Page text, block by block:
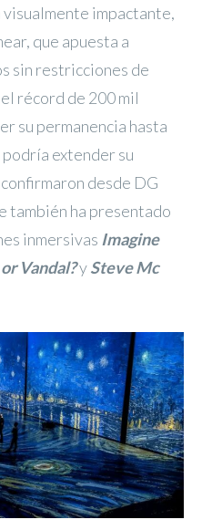
impactante,
que apuesta a
sin restricciones de
récord de 200 mil
su permanencia hasta
podría extender su
desde DG
también ha presentado
inmersivas Imagine
Vandal?ySteve Mc